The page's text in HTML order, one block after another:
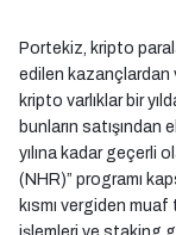
Portekiz, kripto
edilen kazançlardan
kripto varlıklar bir
bunların satışından
yılına kadar geçerli
(NHR)” programı
kısmı vergiden